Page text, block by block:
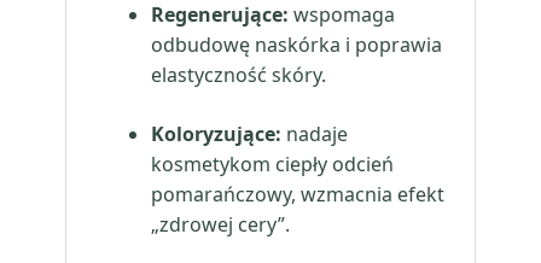
Regenerujące: wspomaga
odbudowę naskórka i poprawia
elastyczność skóry.
Koloryzujące: nadaje
kosmetykom ciepły odcień
pomarańczowy, wzmacnia efekt
„zdrowej cery”.